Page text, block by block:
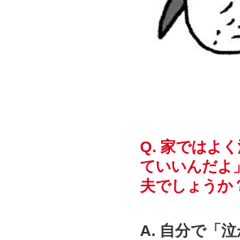
Q. 家ではよ
ていいんだよ
夫でしょうか
A. 自分で「泣